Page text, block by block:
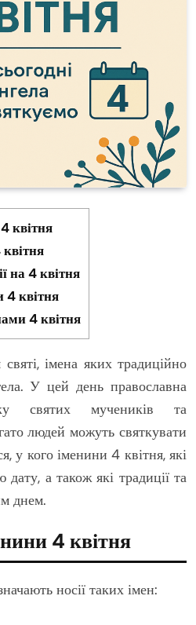
квітня
на 4 квітня
квітня
4 квітня
імена яких традиційно
У цей день православна
святих мучеників та
людей можуть святкувати
у кого іменини 4 квітня, які
а також які традиції та
днем.
4 квітня
носії таких імен: